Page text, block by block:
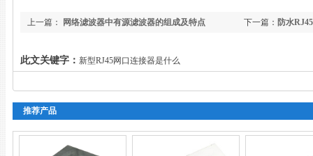
下一篇： 防水
上一篇： 网络滤波器中有源滤波器的组成及特点
此文关键字： 新型RJ45网口连接器是什么
推荐产品